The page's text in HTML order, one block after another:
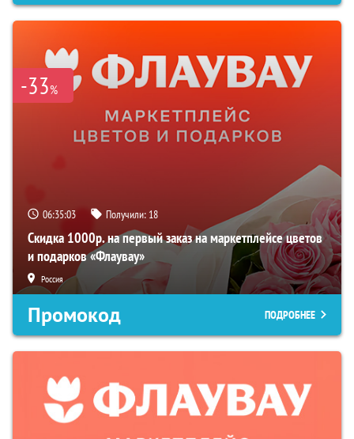
-33%
06:35:02 Получили: 18
Скидка 1000р. на первый заказ на маркетплейсе цветов
и подарков «Флаувау»
Россия
Промокод ПОДРОБНЕЕ